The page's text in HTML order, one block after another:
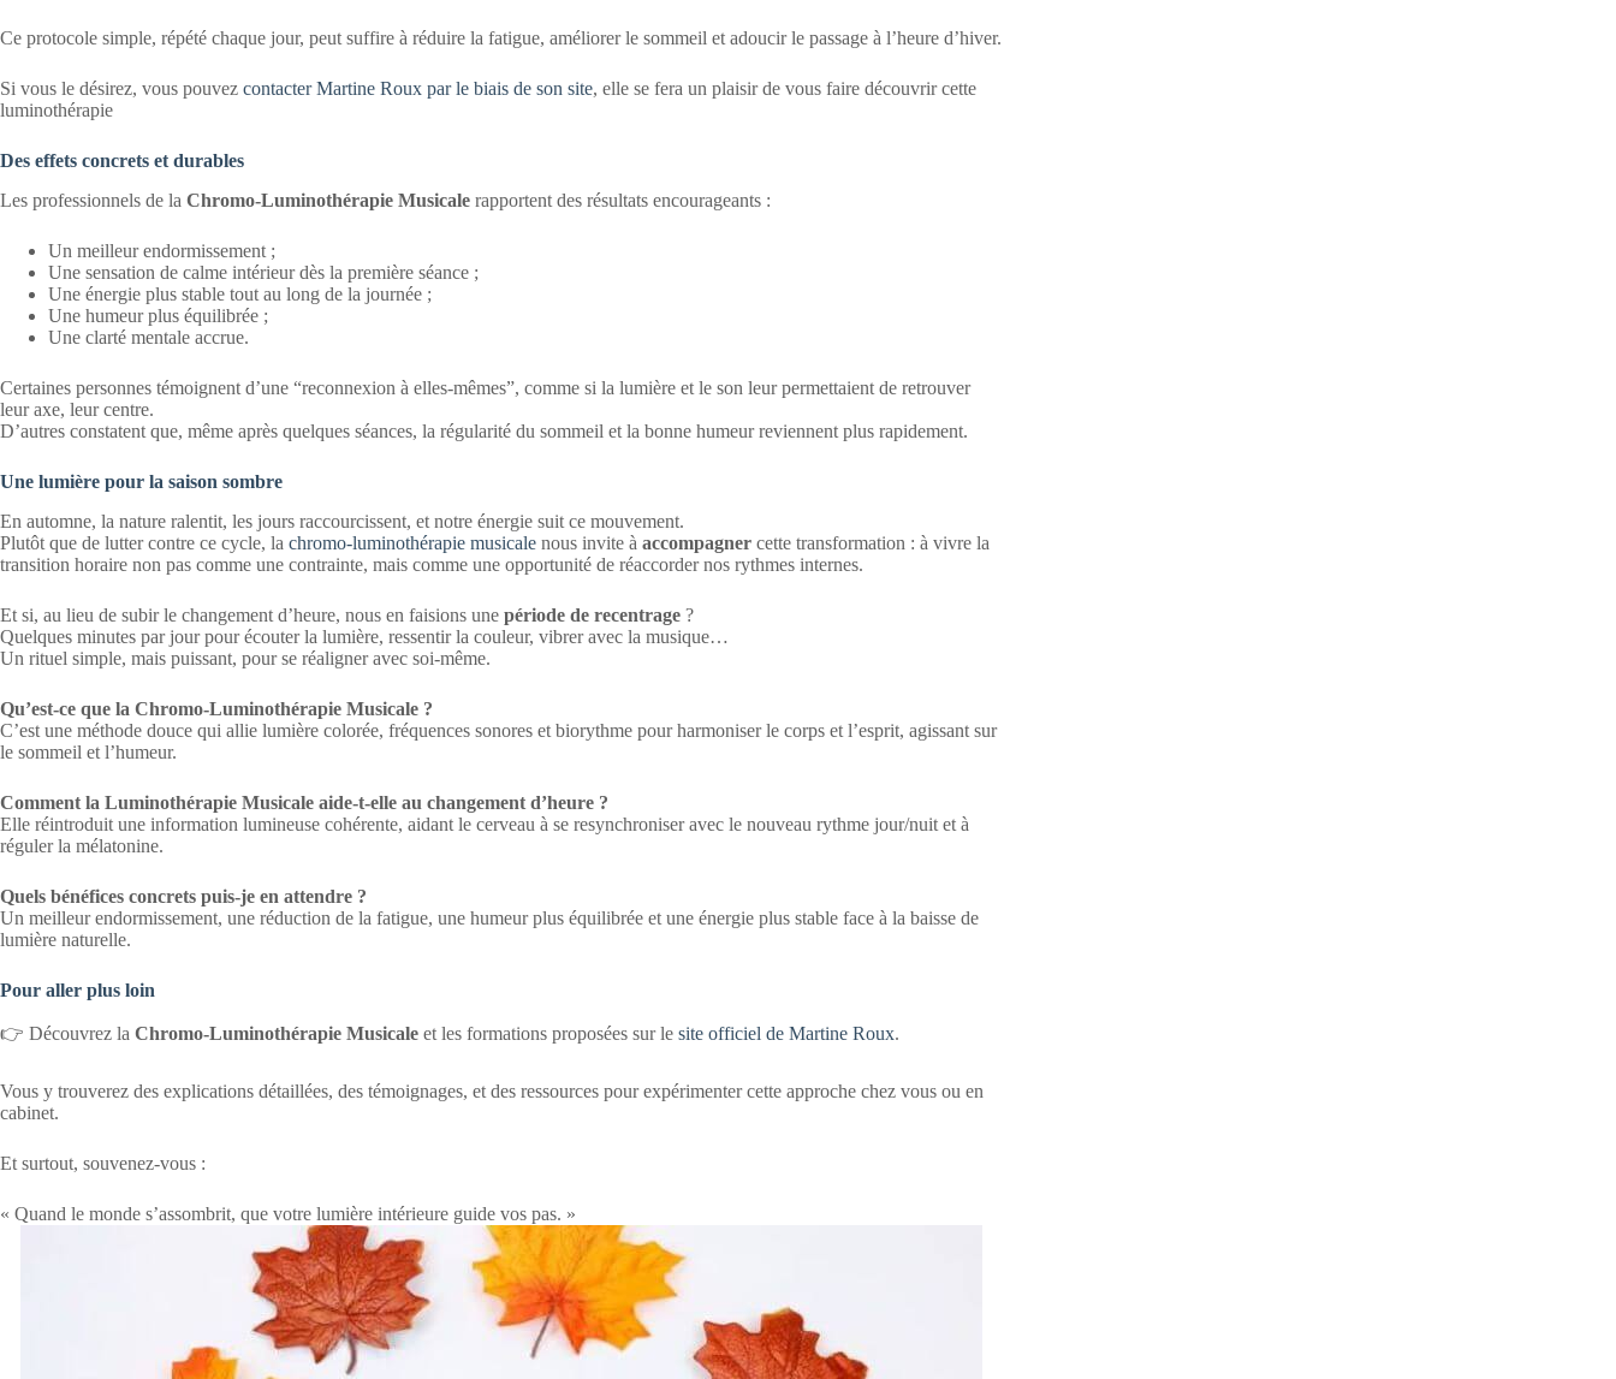
Ce protocole simple, répété chaque jour, peut suffire à réduire la fatigue, améliorer le sommeil et adoucir le passage à l’heure d’hiver.
Si vous le désirez, vous pouvez contacter Martine Roux par le biais de son site, elle se fera un plaisir de vous faire découvrir cette
luminothérapie
Des effets concrets et durables
Les professionnels de la Chromo-Luminothérapie Musicale rapportent des résultats encourageants :
Un meilleur endormissement ;
Une sensation de calme intérieur dès la première séance ;
Une énergie plus stable tout au long de la journée ;
Une humeur plus équilibrée ;
Une clarté mentale accrue.
Certaines personnes témoignent d’une “reconnexion à elles-mêmes”, comme si la lumière et le son leur permettaient de retrouver
leur axe, leur centre.
D’autres constatent que, même après quelques séances, la régularité du sommeil et la bonne humeur reviennent plus rapidement.
Une lumière pour la saison sombre
En automne, la nature ralentit, les jours raccourcissent, et notre énergie suit ce mouvement.
Plutôt que de lutter contre ce cycle, la chromo-luminothérapie musicale nous invite à accompagner cette transformation : à vivre la
transition horaire non pas comme une contrainte, mais comme une opportunité de réaccorder nos rythmes internes.
Et si, au lieu de subir le changement d’heure, nous en faisions une période de recentrage ?
Quelques minutes par jour pour écouter la lumière, ressentir la couleur, vibrer avec la musique…
Un rituel simple, mais puissant, pour se réaligner avec soi-même.
Qu’est-ce que la Chromo-Luminothérapie Musicale ?
C’est une méthode douce qui allie lumière colorée, fréquences sonores et biorythme pour harmoniser le corps et l’esprit, agissant sur
le sommeil et l’humeur.
Comment la Luminothérapie Musicale aide-t-elle au changement d’heure ?
Elle réintroduit une information lumineuse cohérente, aidant le cerveau à se resynchroniser avec le nouveau rythme jour/nuit et à
réguler la mélatonine.
Quels bénéfices concrets puis-je en attendre ?
Un meilleur endormissement, une réduction de la fatigue, une humeur plus équilibrée et une énergie plus stable face à la baisse de
lumière naturelle.
Pour aller plus loin
👉 Découvrez la Chromo-Luminothérapie Musicale et les formations proposées sur le site officiel de Martine Roux.
Vous y trouverez des explications détaillées, des témoignages, et des ressources pour expérimenter cette approche chez vous ou en
cabinet.
Et surtout, souvenez-vous :
« Quand le monde s’assombrit, que votre lumière intérieure guide vos pas. »